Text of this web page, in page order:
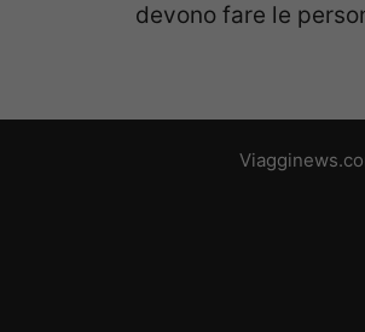
devono fare le